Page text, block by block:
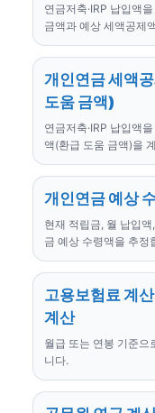
연금저축·IRP 납입액
금액과 예상 세액공제
개인연금 세액
도움 금액)
연금저축·IRP 납입액
액(환급 도움 금액)을
개인연금 예상
현재 적립금, 월 납입
금 예상 수령액을 추정
고용보험료 계
계산
월급 또는 연봉 기준으
니다.